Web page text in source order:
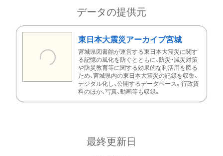
データの提供元
東日本大震災アーカイブ宮城
宮城県図書館が運営する東日本大震災に関す
る記憶の風化を防ぐとともに、防災・減災対策
や防災教育等に関する効果的な利活用を図る
ため、宮城県内の東日本大震災の記録を収集、
デジタル化し、公開するデータベース。行政資
料のほか、写真、動画等も収録。
最終更新日